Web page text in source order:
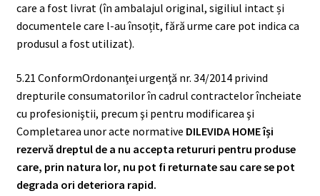
care a fost livrat (în ambalajul original, sigiliul intact și
documentele care l-au însoțit, fără urme care pot indica ca
produsul a fost utilizat).
5.21 ConformOrdonanţei urgenţă nr. 34/2014 privind
drepturile consumatorilor în cadrul contractelor încheiate
cu profesioniştii, precum şi pentru modificarea şi
Completarea unor acte normative DILEVIDA HOME își
rezervă dreptul de a nu accepta retururi pentru produse
care, prin natura lor, nu pot fi returnate sau care se pot
degrada ori deteriora rapid.